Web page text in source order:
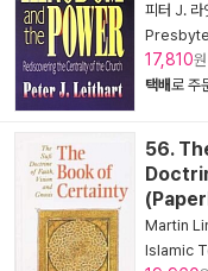
피터 J. 라
17,810
택배로 주
56.
Martin
Islamic